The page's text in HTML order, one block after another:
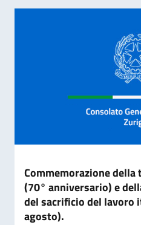
Commemorazione
(70° anniversario) e
del sacrificio del lavoro
agosto).